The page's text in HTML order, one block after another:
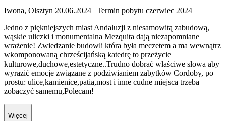
Iwona, Olsztyn 20.06.2024 | Termin pobytu czerwiec 2024
Jedno z piękniejszych miast Andaluzji z niesamowitą zabudową,
wąskie uliczki i monumentalna Mezquita dają niezapomniane
wrażenie! Zwiedzanie budowli która była meczetem a ma wewnątrz
wkomponowaną chrześcijańską katedrę to przeżycie
kulturowe,duchowe,estetyczne..Trudno dobrać właściwe słowa aby
wyrazić emocje związane z podziwianiem zabytków Cordoby, po
prostu: ulice,kamienice,patia,most i inne cudne miejsca trzeba
zobaczyć samemu,Polecam!
Więcej